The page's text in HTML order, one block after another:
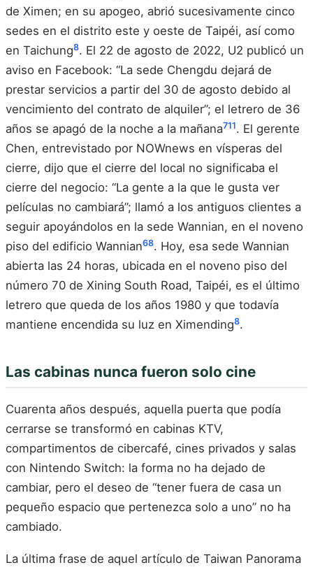
de Ximen; en su apogeo, abrió sucesivamente cinco
sedes en el distrito este y oeste de Taipéi, así como
en Taichung8. El 22 de agosto de 2022, U2 publicó un
aviso en Facebook: “La sede Chengdu dejará de
prestar servicios a partir del 30 de agosto debido al
vencimiento del contrato de alquiler”; el letrero de 36
años se apagó de la noche a la mañana711. El gerente
Chen, entrevistado por NOWnews en vísperas del
cierre, dijo que el cierre del local no significaba el
cierre del negocio: “La gente a la que le gusta ver
películas no cambiará”; llamó a los antiguos clientes a
seguir apoyándolos en la sede Wannian, en el noveno
piso del edificio Wannian68. Hoy, esa sede Wannian
abierta las 24 horas, ubicada en el noveno piso del
número 70 de Xining South Road, Taipéi, es el último
letrero que queda de los años 1980 y que todavía
mantiene encendida su luz en Ximending8.
Las cabinas nunca fueron solo cine
Cuarenta años después, aquella puerta que podía
cerrarse se transformó en cabinas KTV,
compartimentos de cibercafé, cines privados y salas
con Nintendo Switch: la forma no ha dejado de
cambiar, pero el deseo de “tener fuera de casa un
pequeño espacio que pertenezca solo a uno” no ha
cambiado.
La última frase de aquel artículo de Taiwan Panorama